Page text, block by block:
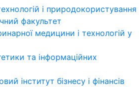
і природокористування
факультет
медицини і технологій у
та інформаційних
інститут бізнесу і фінансів